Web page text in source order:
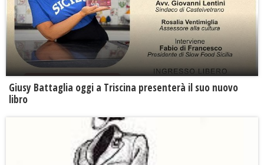
Giusy Battaglia oggi a Triscina presenterà il suo nuovo
libro